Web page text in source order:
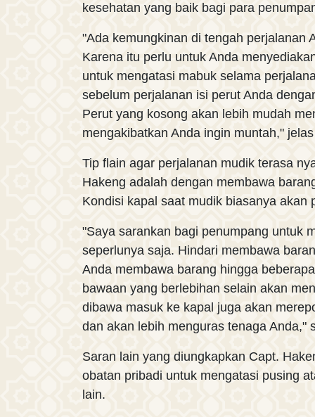
kesehatan yang baik bagi para
"Ada kemungkinan di tengah perjalanan
Karena itu perlu untuk Anda
untuk mengatasi mabuk selama
sebelum perjalanan isi perut Anda
Perut yang kosong akan lebih mudah
mengakibatkan Anda ingin muntah,"
Tip flain agar perjalanan mudik terasa
Hakeng adalah dengan membawa
Kondisi kapal saat mudik biasanya
"Saya sarankan bagi penumpang untuk
seperlunya saja. Hindari membawa
Anda membawa barang hingga
bawaan yang berlebihan selain akan
dibawa masuk ke kapal juga akan
dan akan lebih menguras tenaga
Saran lain yang diungkapkan Capt.
obatan pribadi untuk mengatasi pusing
lain.